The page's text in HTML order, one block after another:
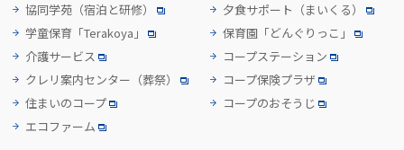
協同学苑 （宿泊と研修） 夕食サポート （まいくる）
学童保育「Terakoya」
保育園「どんぐりっこ」
介護サービス
コープステーション
クレリ案内センター （葬祭）
コープ保険プラザ
住まいのコープ
コープのおそうじ
エコファーム